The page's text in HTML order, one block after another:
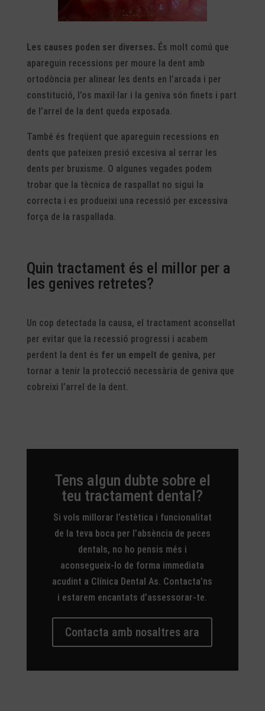
Les causes poden ser diverses. És molt comú que
apareguin recessions per moure la dent amb
ortodòncia per alinear les dents en l’arcada i per
constitució, l’os maxil·lar i la geniva són finets i part
de l’arrel de la dent queda exposada.
També és freqüent que apareguin recessions en
dents que pateixen presió excesiva al serrar les
dents per bruxisme. O algunes vegades podem
trobar que la tècnica de raspallat no sigui la
correcta i es produeixi una recessió per excessiva
força de la raspallada.
Quin tractament és el millor per a
les genives retretes?
Un cop detectada la causa, el tractament aconsellat
per evitar que la recessió progressi i acabem
perdent la dent és fer un empelt de geniva, per
tornar a tenir la protecció necessària de geniva que
cobreixi l’arrel de la dent.
Tens algun dubte sobre el
teu tractament dental?
Si vols millorar l’estètica i funcionalitat
de la teva boca per l’absència de peces
dentals, no ho pensis més i
aconsegueix-lo de forma immediata
acudint a Clínica Dental As. Contacta’ns
i estarem encantats d’assessorar-te.
Contacta amb nosaltres ara